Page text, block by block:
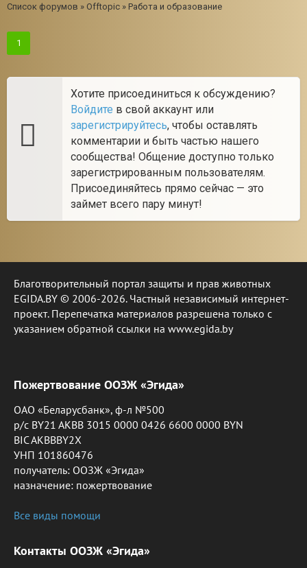
Список форумов » Offtopic » Работа и образование
1
Хотите присоединиться к обсуждению?
Войдите в свой аккаунт или
зарегистрируйтесь, чтобы оставлять
комментарии и быть частью нашего
сообщества! Общение доступно только
зарегистрированным пользователям.
Присоединяйтесь прямо сейчас — это
займет всего пару минут!
Благотворительный портал защиты и прав животных
EGIDA.BY © 2006-2026. Частный независимый интернет-
проект. Перепечатка материалов разрешена только с
указанием обратной ссылки на www.egida.by
Пожертвование ООЗЖ «Эгида»
ОАО «Беларусбанк», ф-л №500
р/с BY21 AKBB 3015 0000 0426 6600 0000 BYN
BIC AKBBBY2X
УНП 101860476
получатель: ООЗЖ «Эгида»
назначение: пожертвование
Все виды помощи
Контакты ООЗЖ «Эгида»